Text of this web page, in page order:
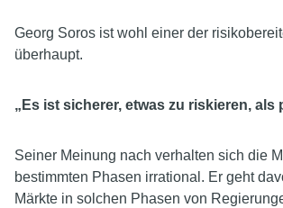
Georg Soros ist wohl einer der
überhaupt.
„Es ist sicherer, etwas zu riskieren, als
Seiner Meinung nach verhalten sich die
bestimmten Phasen irrational. Er geht
Märkte in solchen Phasen von